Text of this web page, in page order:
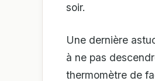
soir.
Une dernière
à ne pas
thermomètre de